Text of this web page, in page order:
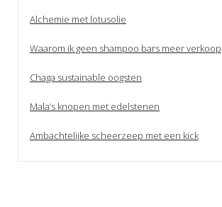
Alchemie met lotusolie
Waarom ik geen shampoo bars meer verkoop
Chaga sustainable oogsten
Mala’s knopen met edelstenen
Ambachtelijke scheerzeep met een kick